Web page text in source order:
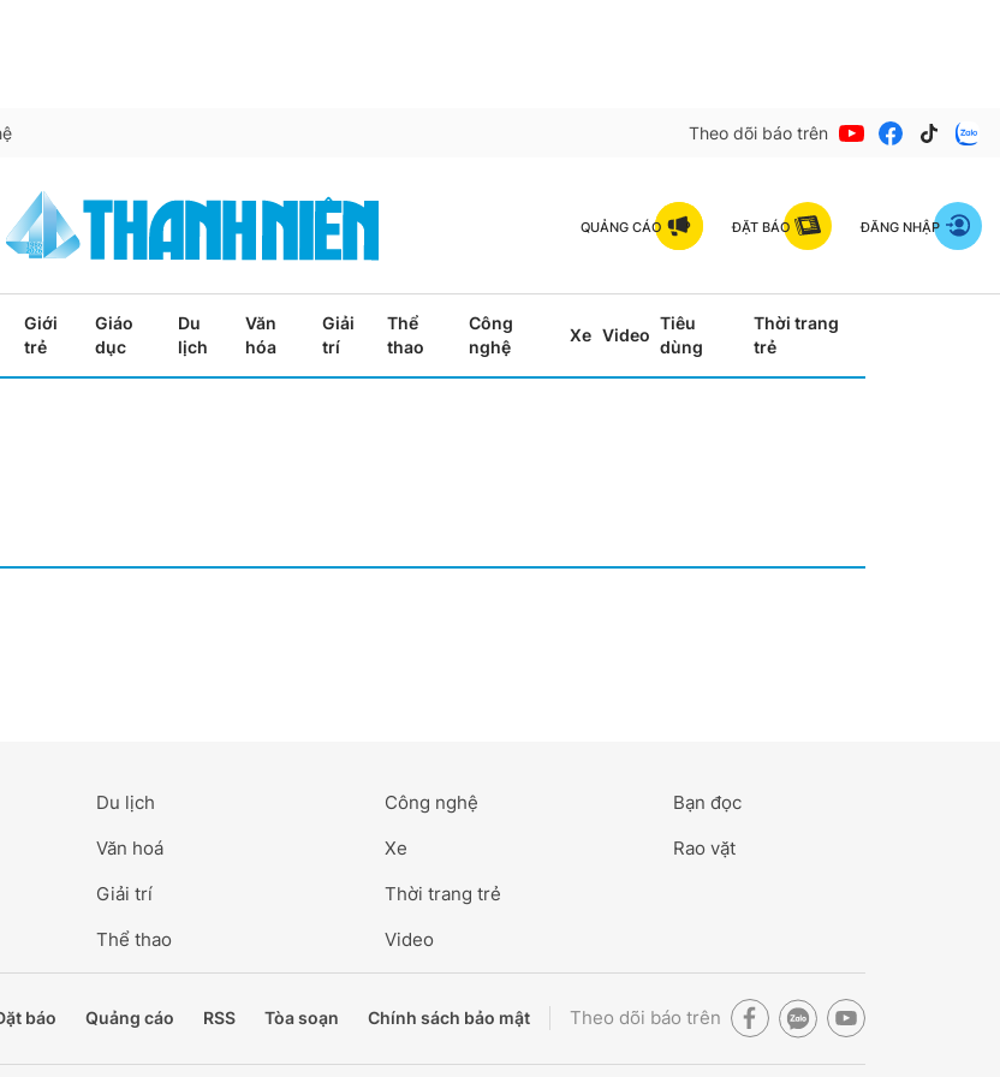
Theo dõi báo trên
QUẢNG CÁO ĐẶT BÁO ĐĂNG NHẬP
Giới
trẻ
Giáo
dục
Du
lịch
Văn
hóa
Giải
trí
Thể
thao
Công
nghệ
Xe Video
Tiêu
dùng
Thời trang
trẻ
Du lịch
Văn hoá
Giải trí
Thể thao
Công nghệ
Xe
Thời trang trẻ
Video
Bạn đọc
Rao vặt
báo Quảng cáo RSS Tòa soạn Chính sách bảo mật Theo dõi báo trên